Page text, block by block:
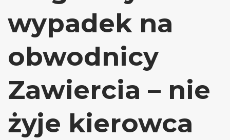
wypadek na
obwodnicy
Zawiercia – nie
żyje kierowca